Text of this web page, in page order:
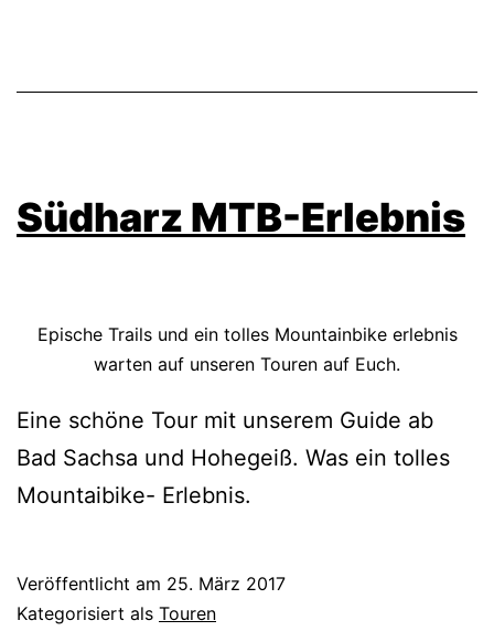
Südharz MTB-Erlebnis
Epische Trails und ein tolles Mountainbike erlebnis
warten auf unseren Touren auf Euch.
Eine schöne Tour mit unserem Guide ab
Bad Sachsa und Hohegeiß. Was ein tolles
Mountaibike- Erlebnis.
Veröffentlicht am 25. März 2017
Kategorisiert als Touren